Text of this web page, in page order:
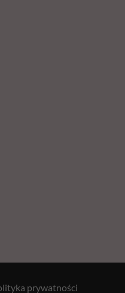
prywatności